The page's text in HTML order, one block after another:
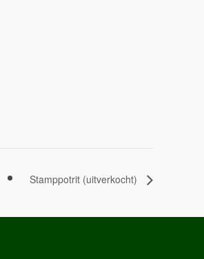
Stamppotrit (uitverkocht)